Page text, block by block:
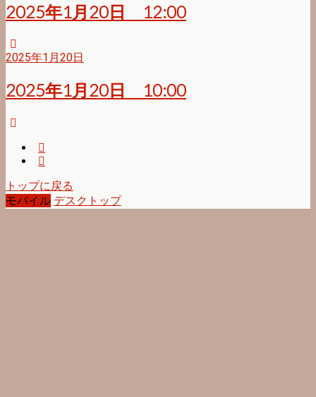
2025年1月20日 12:00
2025年1月20日
2025年1月20日 10:00
トップに戻る
モバイル デスクトップ